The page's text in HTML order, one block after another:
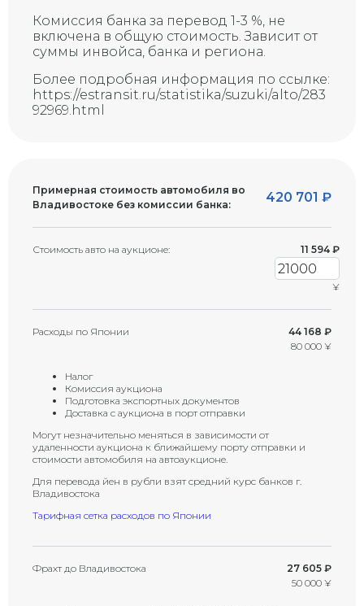
Скол на стекле (возможна
Комиссия банка за перевод 1-3 %, не
включена в общую стоимость. Зависит от
суммы инвойса, банка и региона.
Более подробная информация по ссылке:
https://estransit.ru/statistika/suzuki/alto/283
92969.html
Примерная стоимость автомобиля во
Владивостоке без комиссии банка:
420 701 ₽
Стоимость авто на аукционе: 11 594 ₽
¥
Расходы по Японии
44 168 ₽
80 000 ¥
Налог
Комиссия аукциона
Подготовка экспортных документов
Доставка с аукциона в порт отправки
Могут незначительно меняться в зависимости от
удаленности аукциона к ближайшему порту отправки и
стоимости автомобиля на автоаукционе.
Для перевода йен в рубли взят средний курс банков г.
Владивостока
Тарифная сетка расходов по Японии
Фрахт до Владивостока
27 605 ₽
50 000 ¥